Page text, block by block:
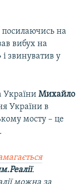
посилаючись на
вибух на
звинуватив у
України Михайло
України в
мосту – це
.